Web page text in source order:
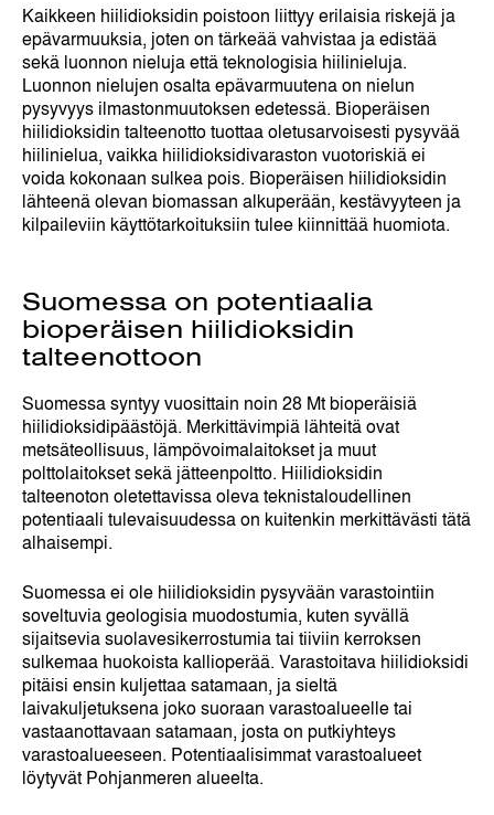
Kaikkeen hiilidioksidin poistoon liittyy erilaisia riskejä ja
epävarmuuksia, joten on tärkeää vahvistaa ja edistää
sekä luonnon nieluja että teknologisia hiilinieluja.
Luonnon nielujen osalta epävarmuutena on nielun
pysyvyys ilmastonmuutoksen edetessä. Bioperäisen
hiilidioksidin talteenotto tuottaa oletusarvoisesti pysyvää
hiilinielua, vaikka hiilidioksidivaraston vuotoriskiä ei
voida kokonaan sulkea pois. Bioperäisen hiilidioksidin
lähteenä olevan biomassan alkuperään, kestävyyteen ja
kilpaileviin käyttötarkoituksiin tulee kiinnittää huomiota.
Suomessa on potentiaalia
bioperäisen hiilidioksidin
talteenottoon
Suomessa syntyy vuosittain noin 28 Mt bioperäisiä
hiilidioksidipäästöjä. Merkittävimpiä lähteitä ovat
metsäteollisuus, lämpövoimalaitokset ja muut
polttolaitokset sekä jätteenpoltto. Hiilidioksidin
talteenoton oletettavissa oleva teknistaloudellinen
potentiaali tulevaisuudessa on kuitenkin merkittävästi tätä
alhaisempi.
Suomessa ei ole hiilidioksidin pysyvään varastointiin
soveltuvia geologisia muodostumia, kuten syvällä
sijaitsevia suolavesikerrostumia tai tiiviin kerroksen
sulkemaa huokoista kallioperää. Varastoitava hiilidioksidi
pitäisi ensin kuljettaa satamaan, ja sieltä
laivakuljetuksena joko suoraan varastoalueelle tai
vastaanottavaan satamaan, josta on putkiyhteys
varastoalueeseen. Potentiaalisimmat varastoalueet
löytyvät Pohjanmeren alueelta.